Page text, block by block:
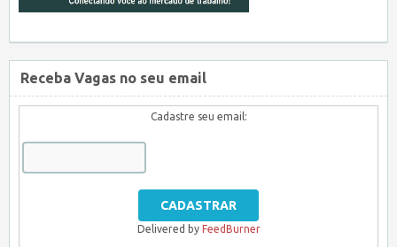
Receba Vagas no seu email
Cadastre seu email:
Delivered by FeedBurner